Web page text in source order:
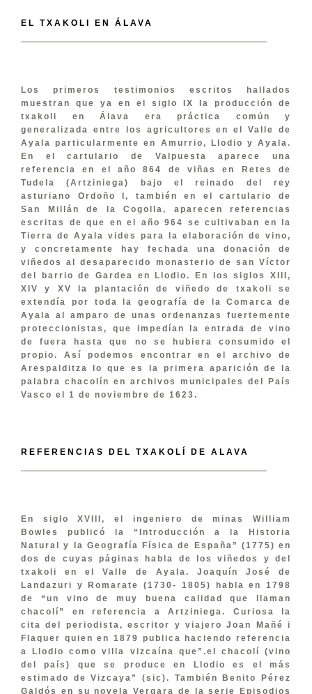
EL TXAKOLI EN ÁLAVA
Los primeros testimonios escritos hallados
muestran que ya en el siglo IX la producción de
txakoli en Álava era práctica común y
generalizada entre los agricultores en el Valle de
Ayala particularmente en Amurrio, Llodio y Ayala.
En el cartulario de Valpuesta aparece una
referencia en el año 864 de viñas en Retes de
Tudela (Artziniega) bajo el reinado del rey
asturiano Ordoño I, también en el cartulario de
San Millán de la Cogolla, aparecen referencias
escritas de que en el año 964 se cultivaban en la
Tierra de Ayala vides para la elaboración de vino,
y concretamente hay fechada una donación de
viñedos al desaparecido monasterio de san Víctor
del barrio de Gardea en Llodio. En los siglos XIII,
XIV y XV la plantación de viñedo de txakoli se
extendía por toda la geografía de la Comarca de
Ayala al amparo de unas ordenanzas fuertemente
proteccionistas, que impedían la entrada de vino
de fuera hasta que no se hubiera consumido el
propio. Así podemos encontrar en el archivo de
Arespalditza lo que es la primera aparición de la
palabra chacolín en archivos municipales del País
Vasco el 1 de noviembre de 1623.
REFERENCIAS DEL TXAKOLÍ DE ALAVA
En siglo XVIII, el ingeniero de minas William
Bowles publicó la “Introducción a la Historia
Natural y la Geografía Física de España” (1775) en
dos de cuyas páginas habla de los viñedos y del
txakoli en el Valle de Ayala. Joaquín José de
Landazuri y Romarate (1730- 1805) habla en 1798
de “un vino de muy buena calidad que llaman
chacolí” en referencia a Artziniega. Curiosa la
cita del periodista, escritor y viajero Joan Mañé i
Flaquer quien en 1879 publica haciendo referencia
a Llodio como villa vizcaína que”.el chacolí (vino
del país) que se produce en Llodio es el más
estimado de Vizcaya” (sic). También Benito Pérez
Galdós en su novela Vergara de la serie Episodios